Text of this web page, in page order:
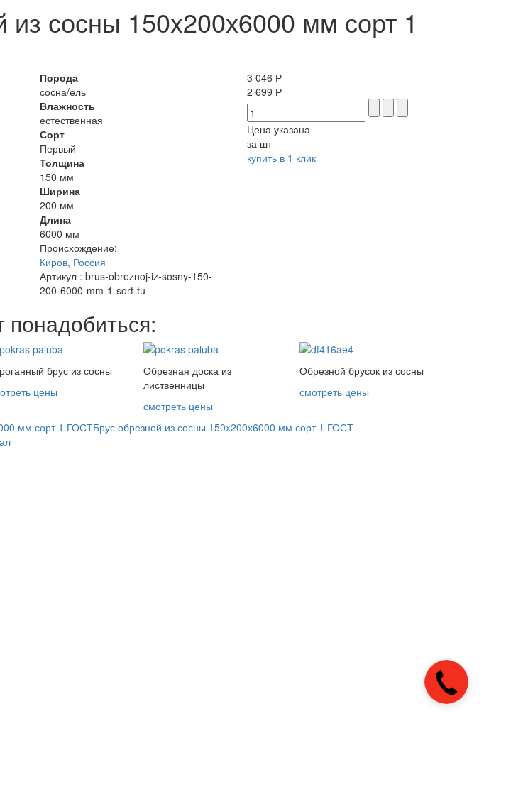
из сосны 150x200х6000 мм сорт 1
Порода
сосна/ель
Влажность
естественная
Сорт
Первый
Толщина
150 мм
Ширина
200 мм
Длина
6000 мм
Происхождение:
Киров, Россия
Артикул: brus-obreznoj-iz-sosny-150-
200-6000-mm-1-sort-tu
3 046 Р
2 699 Р
Цена указана
за шт
купить в 1 клик
брус из сосны
цены
Обрезная доска из
лиственницы
смотреть цены
Обрезной брусок из сосны
смотреть цены
мм сорт 1 ГОСТБрус обрезной из сосны 150x200х6000 мм сорт 1 ГОСТ
Закажите
звонок